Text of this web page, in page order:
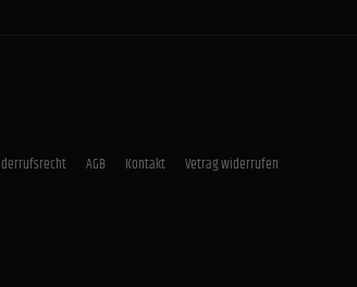
AGB Kontakt Vetrag widerrufen